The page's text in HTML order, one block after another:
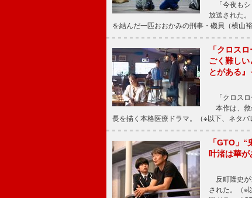
「今夜もシ
放送された
を結んだ一匹おおかみの刑事・磯貝（横山
「クロス
ごく難し
とがある
「クロスロ
本作は、救
長を描く本格医療ドラマ。（※以下、ネタ
「GTO」
叶渚は華が
反町隆史が
された。（※